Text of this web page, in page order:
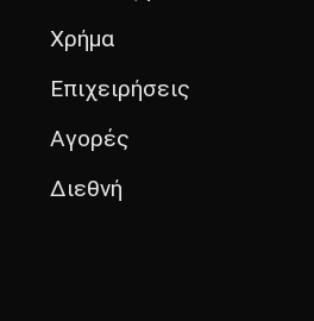
Χρήμα
Επιχειρήσεις
Αγορές
Διεθνή